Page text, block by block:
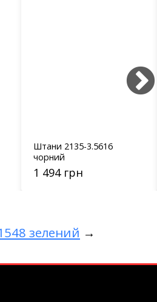
Штани 2135-3.5616
чорний
1 494 грн
зелений →